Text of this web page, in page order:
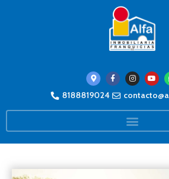
8188819024